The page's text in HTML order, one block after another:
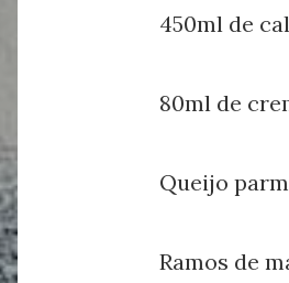
450ml de
80ml de
Queijo
Ramos de